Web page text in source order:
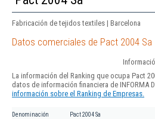
Fabricación de tejidos textiles | Barcelona
Datos comerciales de Pact 2004 Sa
La información del Ranking que ocupa Pact
datos de información financiera de INFORMA
información sobre el Ranking de Empresas.
Denominación Pact 2004 Sa